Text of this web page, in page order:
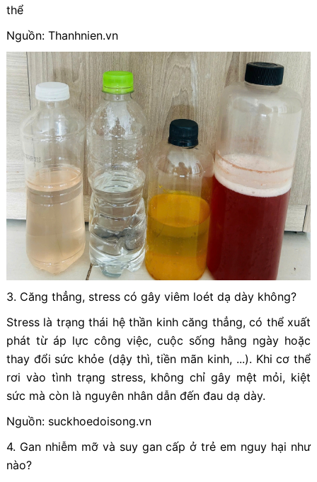
thể
Nguồn: Thanhnien.vn
3. Căng thẳng, stress có gây viêm loét dạ dày không?
Stress là trạng thái hệ thần kinh căng thẳng, có thể xuất
phát từ áp lực công việc, cuộc sống hằng ngày hoặc
thay đổi sức khỏe (dậy thì, tiền mãn kinh, ...). Khi cơ thể
rơi vào tình trạng stress, không chỉ gây mệt mỏi, kiệt
sức mà còn là nguyên nhân dẫn đến đau dạ dày.
Nguồn: suckhoedoisong.vn
4. Gan nhiễm mỡ và suy gan cấp ở trẻ em nguy hại như
nào?